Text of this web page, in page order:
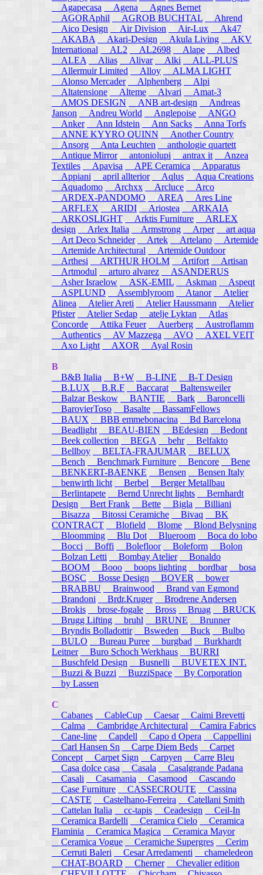
Agapecasa
Agena
Agnes Bernet
AGORAphil
AGROB BUCHTAL
Ahrend
Aico Design
Air Division Air-Lux
Ak47
AKABA
Akari-Design Akula Living
AKV
International
AL2 AL2698 Alape
Albed
ALEA
Alias Alivar Alki
ALL-PLUS
Allermuir Limited
Alloy
ALMA LIGHT
Alonso Mercader
Alphenberg
Alpi
Altatensione
Alteme Alvari
Amat-3
AMOS DESIGN
ANB art-design
Andreas
Janson
Andreu World Anglepoise
ANGO
Anker
Ann Idstein Ann Sacks
Anna Torfs
ANNE KYYRO QUINN
Another Country
Ansorg
Anta Leuchten
anthologie quartett
Antique Mirror
antoniolupi antrax it
Anzea
Textiles
Apavisa APE Ceramica
Apparatus
Appiani
april allterior Aqlus Aqua Creations
Aquadomo
Archxx Arcluce
Arco
ARDEX-PANDOMO
AREA
Ares Line
ARFLEX
ARIDI Ariostea
ARKAIA
ARKOSLIGHT
Arktis Furniture
ARLEX
design
Arlex Italia Armstrong Arper
art aqua
Art Deco Schneider
Artek Artelano
Artemide
Artemide Architectural
Artemide Outdoor
Arthesi
ARTHUR HOLM Artifort
Artisan
Artmodul
arturo alvarez
ASANDERUS
Asher Israelow
ASK-EMIL Askman
Aspeqt
ASPLUND
Assemblyroom Atanor
Atelier
Alinea
Atelier Areti Atelier Haussmann
Atelier
Pfister
Atelier Sedap atelje Lyktan
Atlas
Concorde
Attika Feuer Auerberg
Austroflamm
Authentics
AV Mazzega AVO
AXEL VEIT
Axo Light
AXOR Ayal Rosin
B
B&B Italia
B+W B-LINE
B-T Design
B.LUX
B.R.F Baccarat
Baltensweiler
Balzar Beskow
BANTIE Bark
Baroncelli
BarovierToso
Basalte
BassamFellows
BAUX
BBB emmebonacina
Bd Barcelona
Beadlight
BEAU-BIEN BEdesign
Bedont
Beek collection
BEGA behr
Belfakto
Bellboy
BELTA-FRAJUMAR
BELUX
Bench
Benchmark Furniture Bencore
Bene
BENKERT-BAENKE
Bensen
Bensen Italy
benwirth licht
Berbel
Berger Metallbau
Berlintapete
Bernd Unrecht lights
Bernhardt
Design
Bert Frank Bette Bigla
Billiani
Bisazza
Bitossi Ceramiche Bivaq
BK
CONTRACT
Blofield Blome Blond Belysning
Bloomming
Blu Dot Blueroom
Boca do lobo
Bocci
Boffi Bolefloor Boleform
Bolon
Bolzan Letti
Bombay Atelier
Bonaldo
BOOM
Booo boops lighting bordbar
bosa
BOSC
Bosse Design BOVER
bower
BRABBU
Brainwood
Brand van Egmond
Brandoni
Brdr.Kruger
Brodrene Andersen
Brokis
brose-fogale Bross Bruag
BRUCK
Brugg Lifting
bruhl BRUNE
Brunner
Bryndis Bolladottir
Bsweden Buck
Bulbo
BULO
Bureau Puree burgbad
Burkhardt
Leitner
Buro Schoch Werkhaus
BURRI
Buschfeld Design
Busnelli
BUVETEX INT.
Buzzi & Buzzi
BuzziSpace By Corporation
by Lassen
C
Cabanes
CableCup Caesar
Caimi Brevetti
Calma
Cambridge Architectural
Camira Fabrics
Cane-line
Capdell Capo d Opera
Cappellini
Carl Hansen Sn
Carpe Diem Beds
Carpet
Concept
Carpet Sign Carpyen
Carre Bleu
Casa dolce casa
Casala
Casalgrande Padana
Casali
Casamania Casamood
Cascando
Case Furniture
CASSECROUTE
Cassina
CASTE
Castelhano-Ferreira
Catellani Smith
Cattelan Italia
cc-tapis Ceadesign
Ceil-In
Ceramica Bardelli
Ceramica Cielo
Ceramica
Flaminia
Ceramica Magica
Ceramica Mayor
Ceramica Vogue
Ceramiche Supergres Cerim
Cerruti Baleri
Cesar Arredamenti
chameledeon
CHAT-BOARD
Cherner
Chevalier edition